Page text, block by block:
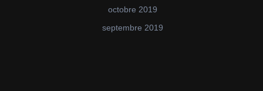
octobre 2019
septembre 2019